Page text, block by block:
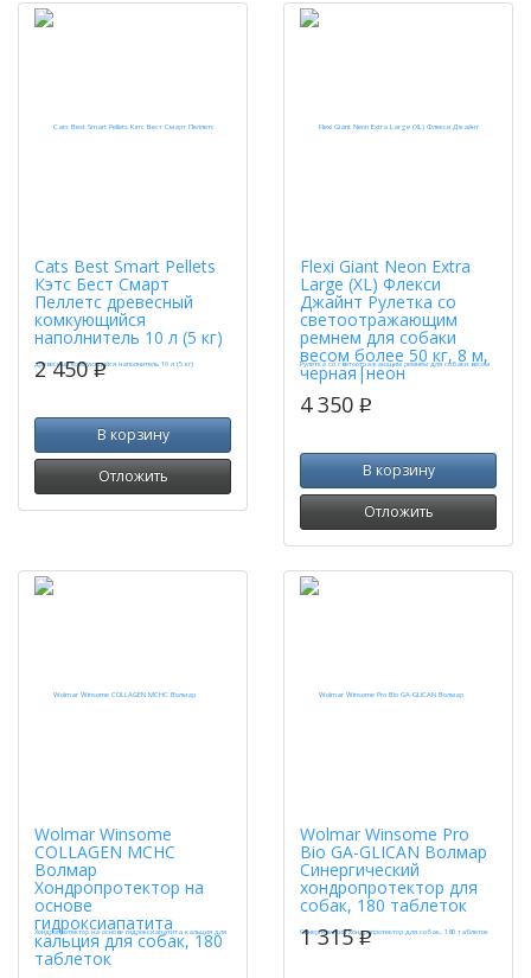
Cats Best Smart Pellets
Кэтс Бест Смарт
Пеллетс древесный
комкующийся
наполнитель 10 л (5 кг)
2 450p
В корзину
Отложить
Flexi Giant Neon Extra
Large (XL) Флекси
Джайнт Рулетка со
светоотражающим
ремнем для собаки
весом более 50 кг, 8 м,
черная|неон
4 350 p
В корзину
Отложить
Wolmar Winsome
COLLAGEN MCHC
Волмар
Хондропротектор на
основе
гидроксиапатита
кальция для собак, 180
таблеток
Wolmar Winsome Pro
Bio GA-GLICAN Волмар
Синергический
хондропротектор для
собак, 180 таблеток
1 315p